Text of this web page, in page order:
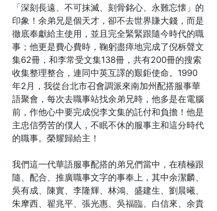
「深刻長遠、不可抹滅、刻骨銘心、永難忘懐」的
印象！余弟兄是個天才，卻不去世界賺大錢，而是
徹底奉獻給主使用，並且完全緊緊跟隨今時代的職
事；他更是費心費時，鞠躬盡瘁地完成了倪柝聲文
集62冊，和李常受文集138冊，共有200冊的搜索
收集整理整合，連同中英互譯的艱鉅使命。1990
年2月，我從台北市召會調派來南加州配搭服事華
語聚會，每次去職事站找余弟兄時，他多是在電腦
前，作他心中要完成倪李文集的託付和負擔！他是
主忠信勞苦的僕人，不眠不休的服事主和這分時代
的職事。榮耀歸給主！
我們這一代華語服事配搭的弟兄們當中，在積極跟
隨、配合、推廣職事文字的事奉上，其中余潔麟、
吳有成、陳實、李隆輝、林鴻、盛建生、劉晨曦、
朱摩西、翟兆平、張光惠、吳福臨、白信來、余貴